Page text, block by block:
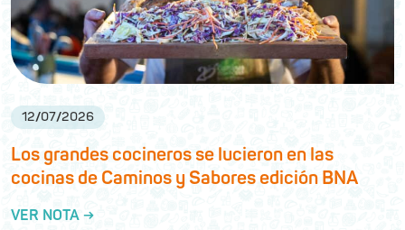
12/07/2026
Los grandes cocineros se lucieron en las
cocinas de Caminos y Sabores edición BNA
VER NOTA →